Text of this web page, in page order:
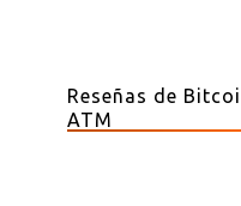
Reseñas de
ATM